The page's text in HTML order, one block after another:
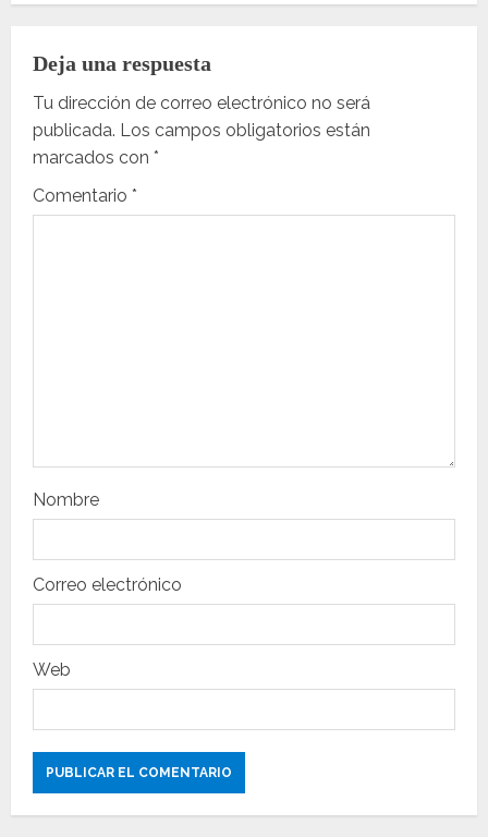
c
i
ó
n
r
a
d
s
Deja una respuesta
Tu dirección de correo electrónico no será
publicada. Los campos obligatorios están
marcados con *
Comentario *
Nombre
Correo electrónico
Web